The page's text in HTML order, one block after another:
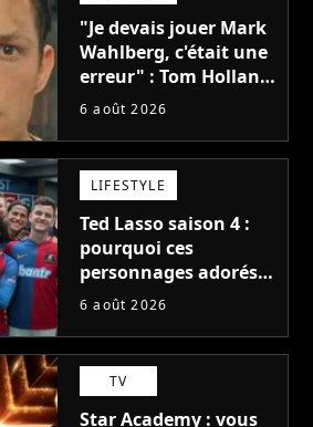
"Je devais jouer Mark
Wahlberg, c'était une
erreur" : Tom Holland,
la star de Spider-Man,
blockbuster
6 août 2026
LIFESTYLE
Ted Lasso saison 4 :
pourquoi ces
personnages adorés
des fans ne sont pas
6 août 2026
TV
Star Academy : vous